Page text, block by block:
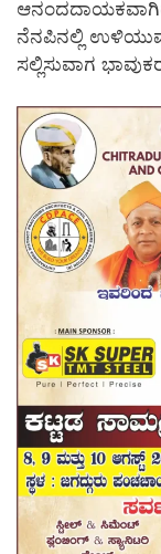
ನೆನಪಿನಲ್ಲಿ
ಸಲ್ಲಿಸುವಾಗ